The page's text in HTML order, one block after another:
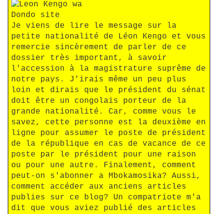
Je viens de lire le message sur la
petite nationalité de Léon Kengo et vous
remercie sincèrement de parler de ce
dossier très important, à savoir
l'accession à la magistrature suprême de
notre pays. J'irais même un peu plus
loin et dirais que le président du sénat
doit être un congolais porteur de la
grande nationalité. Car, comme vous le
savez, cette personne est la deuxième en
ligne pour assumer le poste de président
de la république en cas de vacance de ce
poste par le président pour une raison
ou pour une autre. Finalement, comment
peut-on s'abonner a Mbokamosika? Aussi,
comment accéder aux anciens articles
publies sur ce blog? Un compatriote m'a
dit que vous aviez publié des articles